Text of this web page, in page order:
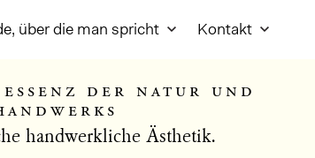
über die man spricht Kontakt
der natur und
handwerkliche Ästhetik.